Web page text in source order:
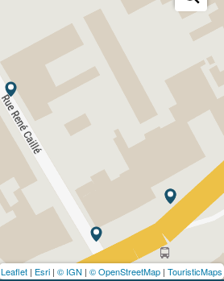
Leaflet | Esri | © IGN | © OpenStreetMap | TouristicMaps